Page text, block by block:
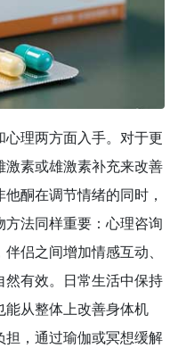
理两方面入手。对于更
素或雄激素补充来改善
酮在调节情绪的同时，
法同样重要：心理咨询
侣之间增加情感互动、
有效。日常生活中保持
能从整体上改善身体机
，通过瑜伽或冥想缓解